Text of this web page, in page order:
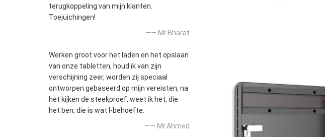
terugkoppeling van mijn klanten.
Toejuichingen!
—— Mr.Bharat
Werken groot voor het laden en het opslaan
van onze tabletten, houd ik van zijn
verschijning zeer, worden zij speciaal
ontworpen gebaseerd op mijn vereisten, na
het kijken de steekproef, weet ik het, die
het ben, die is wat I-behoefte.
—— Mr.Ahmed